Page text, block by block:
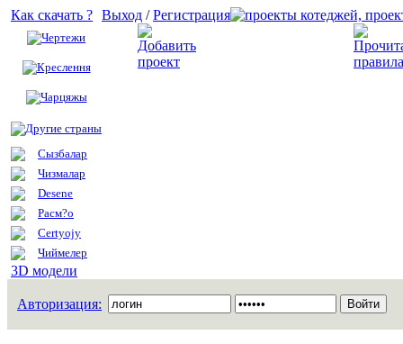
Как скачать ?
Чертежи
Креслення
Чарцяжы
Другие страны
Сызбалар
Чизмалар
Desene
Расм?о
Certyojy
Чиймелер
3D модели
Выход /Регистрация
Авторизация: